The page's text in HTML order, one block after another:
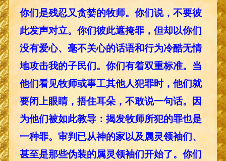
你们是残忍又贪婪的牧师。你们说，不要彼
此发声对立。你们彼此遮掩罪，但却以你们
没有爱心、毫不关心的话语和行为冷酷无情
地攻击我的子民们。你们有着双重标准。当
他们看见牧师或事工其他人犯罪时，他们就
要闭上眼睛，捂住耳朵，不敢说一句话。因
为他们被如此教导：揭发牧师所犯的罪也是
一种罪。审判已从神的家以及属灵领袖们、
甚至是那些伪装的属灵领袖们开始了。你们